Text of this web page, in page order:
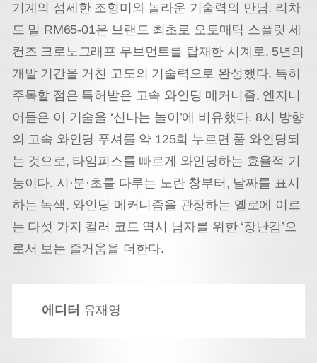
기계의 섬세한 조형미와 놀라운 기술력의 만남. 리차
드 밀 RM65-01은 브랜드 최초로 오토매틱 스플릿 세
컨즈 크로노그래프 무브먼트를 탑재한 시계로, 5년의
개발 기간을 거친 고도의 기술력으로 완성했다. 특히
주목할 점은 특허받은 고속 와인딩 메커니즘. 엔지니
어들은 이 기술을 ‘신나는 놀이’에 비유했다. 8시 방향
의 고속 와인딩 푸셔를 약 125회 누르면 풀 와인딩되
는 것으로, 타임피스를 빠르게 와인딩하는 효율적 기
능이다. 시·분·초를 다루는 노란 창부터, 날짜를 표시
하는 녹색, 와인딩 메커니즘을 관장하는 옐로에 이르
는 다섯 가지 컬러 코드 역시 남자를 위한 ‘장난감’으
로서 보는 즐거움을 더한다.
에디터 유재영